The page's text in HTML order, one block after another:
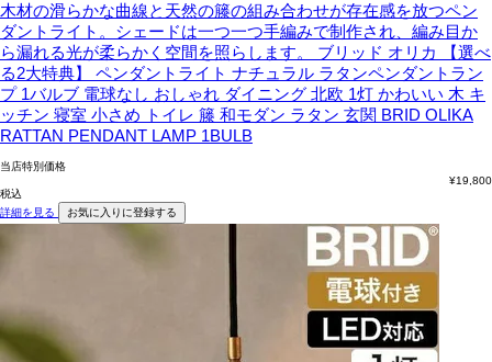
木材の滑らかな曲線と天然の籐の組み合わせが存在感を放つペン
ダントライト。シェードは一つ一つ手編みで制作され、編み目か
ら漏れる光が柔らかく空間を照らします。
ブリッド オリカ 【選べ
る2大特典】 ペンダントライト ナチュラル ラタンペンダントラン
プ 1バルブ 電球なし おしゃれ ダイニング 北欧 1灯 かわいい 木 キ
ッチン 寝室 小さめ トイレ 籐 和モダン ラタン 玄関 BRID OLIKA
RATTAN PENDANT LAMP 1BULB
当店特別価格
¥19,800
税込
詳細を見る
お気に入りに登録する